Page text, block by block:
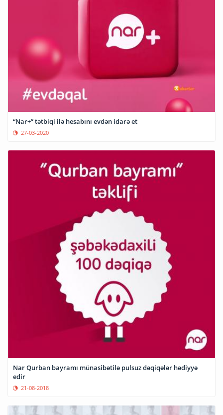
“Nar+” tətbiqi ilə hesabını evdən idarə et
27-03-2020
Nar Qurban bayramı münasibətilə pulsuz dəqiqələr hədiyyə
edir
21-08-2018